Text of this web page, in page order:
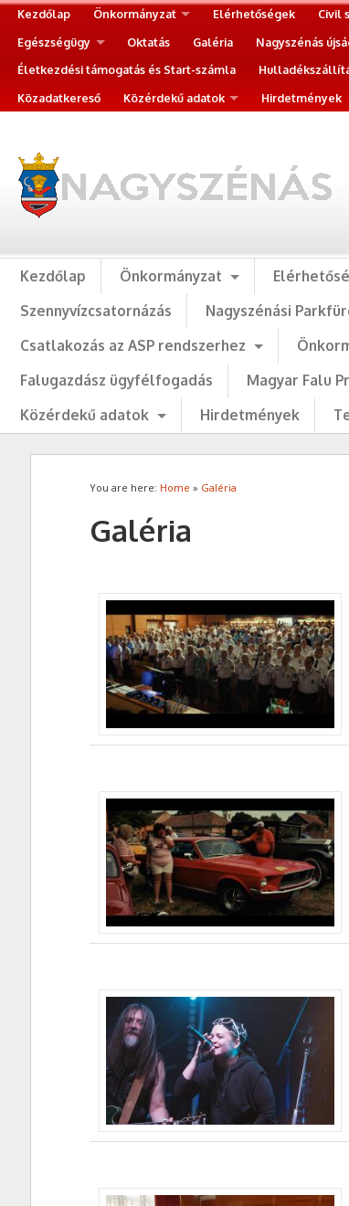
Kezdőlap Önkormányzat Elérhetőségek Civil
Egészségügy
Oktatás Galéria Nagyszénás
Életkezdési támogatás és Start-számla
Közadatkereső
Közérdekű adatok Hirdetmények
Kezdőlap Önkormányzat
Szennyvízcsatornázás
Nagyszénási
Csatlakozás az ASP rendszerhez
Falugazdász ügyfélfogadás
Magyar Falu
Közérdekű adatok
Hirdetmények
You are here: Home » Galéria
Galéria